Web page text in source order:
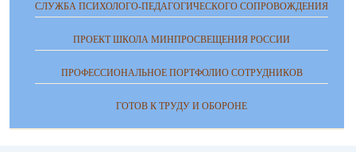
СЛУЖБА ПСИХОЛОГО-ПЕДАГОГИЧЕСКОГО СОПРОВОЖДЕНИЯ
ПРОЕКТ ШКОЛА МИНПРОСВЕЩЕНИЯ РОССИИ
ПРОФЕССИОНАЛЬНОЕ ПОРТФОЛИО СОТРУДНИКОВ
ГОТОВ К ТРУДУ И ОБОРОНЕ